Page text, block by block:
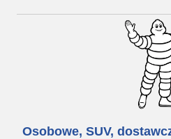
Osobowe, SUV,